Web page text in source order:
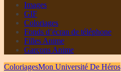
Images
GIF
Coloriages
Fonds d’écran de téléphone
Filles Anime
Garçons Anime
ColoriagesMon Université De Héros